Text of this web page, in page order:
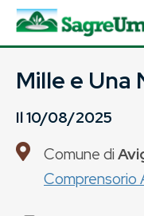
Mille e Una
Il10/08/2025
Comune di
Comprensorio